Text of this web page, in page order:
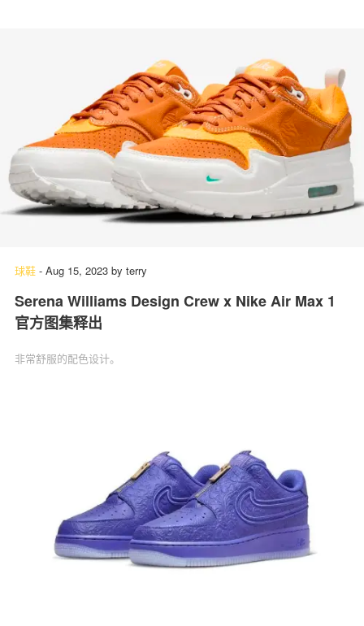
球鞋 - Aug 15, 2023 by terry
Serena Williams Design Crew x Nike Air Max 1
官方图集释出
非常舒服的配色设计。